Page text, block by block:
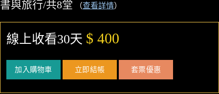
書與旅行/共8堂 （查看詳情）
線上收看30天 $ 400
加入購物車 立即結帳 套票優惠